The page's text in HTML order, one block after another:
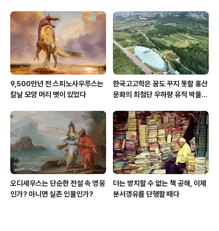
9,500만년 전 스피노사우루스는
칼날 모양 머리 볏이 있었다
한국고고학은 꿈도 꾸지 못할 홍산
문화의 최첨단 우하량 유적 박물관
오디세우스는 단순한 전설 속 영웅
인가? 아니면 실존 인물인가?
더는 방치할 수 없는 책 공해, 이제
분서갱유를 단행할 때다